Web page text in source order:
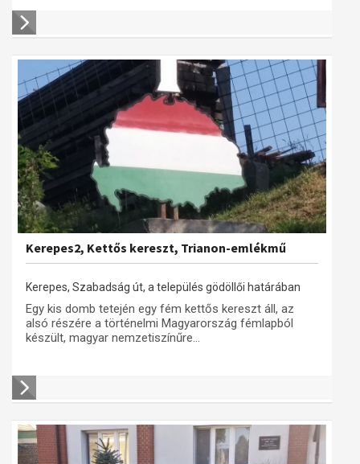
Kerepes2, Kettős kereszt, Trianon-emlékmű
Kerepes, Szabadság út, a település gödöllői határában
Egy kis domb tetején egy fém kettős kereszt áll, az
alsó részére a történelmi Magyarország fémlapból
készült, magyar nemzetiszínűre...